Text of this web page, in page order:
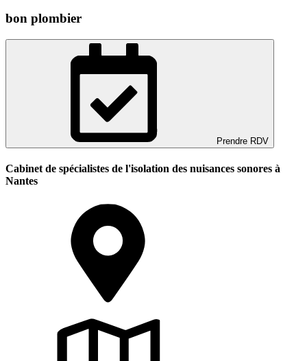
bon plombier
Prendre RDV
Cabinet de spécialistes de l'isolation des nuisances sonores à
Nantes